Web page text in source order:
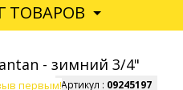
ТОВАРОВ
- зимний 3/4"
первым!Артикул : 09245197